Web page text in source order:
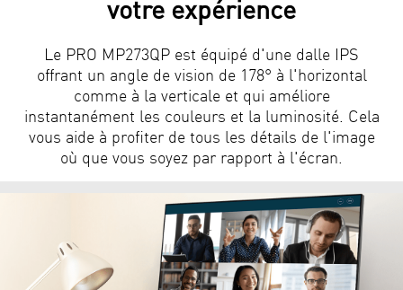
votre expérience
Le PRO MP273QP est équipé d'une dalle IPS
offrant un angle de vision de 178° à l'horizontal
comme à la verticale et qui améliore
instantanément les couleurs et la luminosité. Cela
vous aide à profiter de tous les détails de l'image
où que vous soyez par rapport à l'écran.